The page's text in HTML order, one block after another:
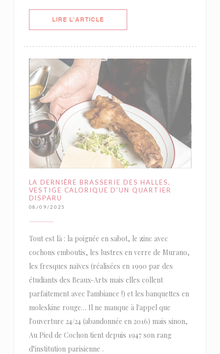
LIRE L'ARTICLE((OUVRE UNE NOUVELLE
LA DERNIÈRE BRASSERIE DES HALLES,
VESTIGE CALORIQUE D'UN QUARTIER
DISPARU
08/09/2025
Tout est là : la poignée en sabot, le zinc avec
cochons emboutis, les lustres en verre de Murano,
les fresques naïves (réalisées en 1990 par des
étudiants des Beaux-Arts mais elles collent
parfaitement avec l'ambiance !) et les banquettes en
moleskine rouge… Il ne manque à l'appel que
l'ouverture 24/24 (abandonnée en 2016) mais sinon,
Au Pied de Cochon tient depuis 1947 son rang
d’institution parisienne .